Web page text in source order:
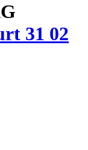
31 02